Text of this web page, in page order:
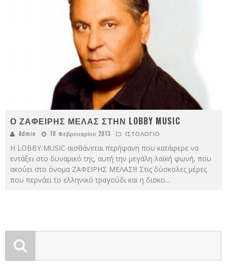
Ο ΖΑΦΕΙΡΗΣ ΜΕΛΑΣ ΣΤΗΝ LOBBY MUSIC
Admin 10 Φεβρουαρίου 2013 ΙΣΤΟΛΟΓΙΟ
Η LOBBY MUSIC αισθάνεται περήφανη που κατάφερε να
εντάξει στο δυναμικό της, αυτή την μεγάλη λαϊκή φωνή, που
ακούει στο όνομα ΖΑΦΕΙΡΗΣ ΜΕΛΑΣ!!! Στις δύσκολες μέρες
που περνάει το ελληνικό τραγούδι και η δισκο...